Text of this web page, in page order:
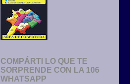
COMPÁRTI LO QUE TE
SORPRENDE CON LA 106
WHATSAPP